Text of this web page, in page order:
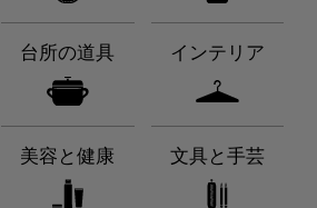
台所の道具 インテリア
美容と健康 文具と手芸